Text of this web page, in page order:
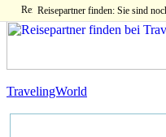
Reisepartner finden: Sie sind
TravelingWorld